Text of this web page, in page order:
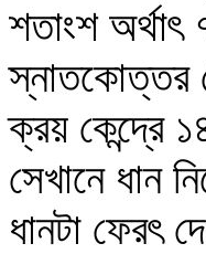
শতাংশ
ক্রয় কেন্দ্রে
সেখানে ধান
ধানটা ফেরৎ